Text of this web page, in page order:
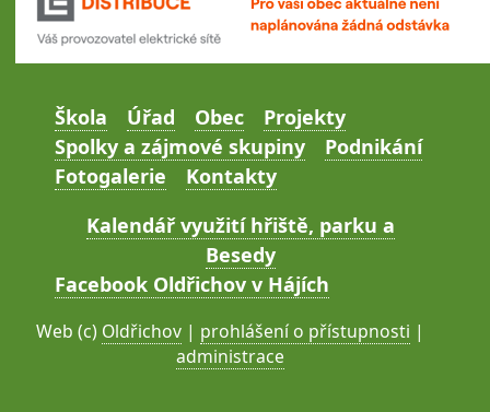
Škola Úřad Obec
Projekty
Spolky a zájmové skupiny
Podnikání
Fotogalerie
Kontakty
Kalendář využití hřiště, parku a
Besedy
Facebook Oldřichov v Hájích
Web (c) Oldřichov | prohlášení o přístupnosti |
administrace